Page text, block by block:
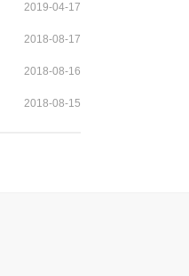
2019-04-17
2018-08-17
2018-08-16
2018-08-15